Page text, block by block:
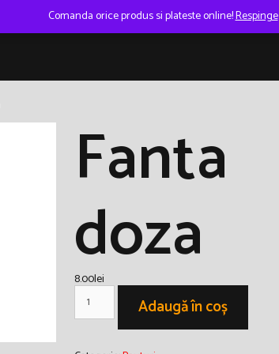
Comanda orice produs si plateste online!Respinge
Fanta
doza
8.00lei
Cantitate
Fanta Adaugă în coș